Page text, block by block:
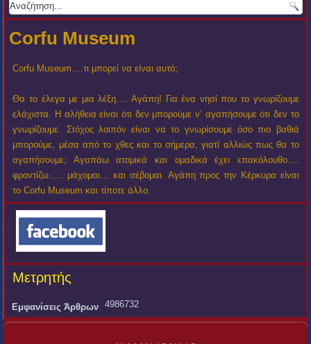
Corfu Museum
Corfu Museum….τι μπορεί να είναι αυτό;
Θα το έλεγα με μια λέξη…. Αγάπη! Για ένα νησί που το γνωρίζουμε
ελάχιστα. Η αλήθεια είναι ότι δεν μπορούμε ν’ αγαπήσουμε ότι δεν το
γνωρίζουμε. Στόχος λοιπόν είναι να το γνωρίσουμε όσο πιο βαθιά
μπορούμε, μέσα από το χθες και το σήμερα, γιατί αλλιώς πως θα το
αγαπήσουμε; Αγαπάω ατομικά και ομαδικά έχει επακόλουθο….
φροντίζω….. μάχομαι… και σέβομαι. Αγάπη προς την Κέρκυρα είναι
το Corfu Museum και τίποτε άλλο.
Μετρητής
Εμφανίσεις Άρθρων 4986732